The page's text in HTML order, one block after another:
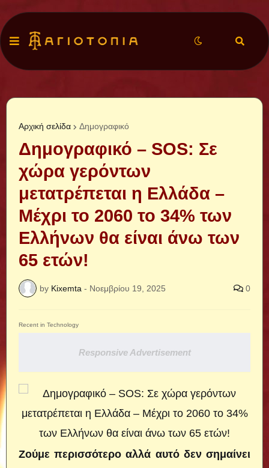
Αρχική σελίδα Δημογραφικό
Δημογραφικό – SOS: Σε
χώρα γερόντων
μετατρέπεται η Ελλάδα –
Μέχρι το 2060 το 34% των
Ελλήνων θα είναι άνω των
65 ετών!
by Kixemta - Νοεμβρίου 19, 2025 0
Recent in Technology
Responsive Advertisement
Ζούμε περισσότερο αλλά αυτό δεν σημαίνει